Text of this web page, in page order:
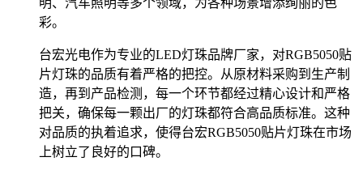
彩。
台宏光电作为专业的LED灯珠品牌厂家，对RGB5050贴
片灯珠的品质有着严格的把控。从原材料采购到生产制
造，再到产品检测，每一个环节都经过精心设计和严格
把关，确保每一颗出厂的灯珠都符合高品质标准。这种
对品质的执着追求，使得台宏RGB5050贴片灯珠在市场
上树立了良好的口碑。